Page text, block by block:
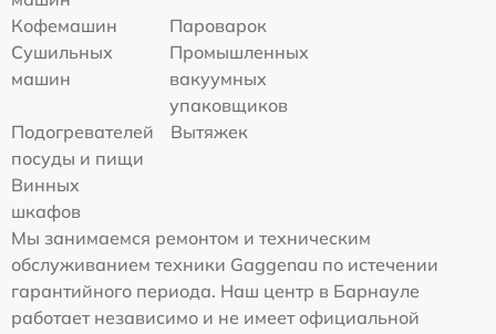
Кофемашин
Пароварок
Сушильных
машин
Промышленных
вакуумных
упаковщиков
Подогревателей
посуды и пищи
Вытяжек
Винных
шкафов
Мы занимаемся ремонтом и техническим
обслуживанием техники Gaggenau по истечении
гарантийного периода. Наш центр в Барнауле
работает независимо и не имеет официальной